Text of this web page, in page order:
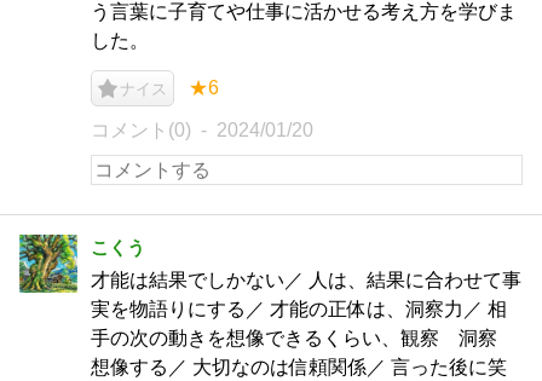
う言葉に子育てや仕事に活かせる考え方を学びま
した。
ナイス ★6
コメント(0) 2024/01/20
こくう
才能は結果でしかない／ 人は、結果に合わせて事
実を物語りにする／ 才能の正体は、洞察力／ 相
手の次の動きを想像できるくらい、観察 洞察
想像する／ 大切なのは信頼関係／ 言った後に笑